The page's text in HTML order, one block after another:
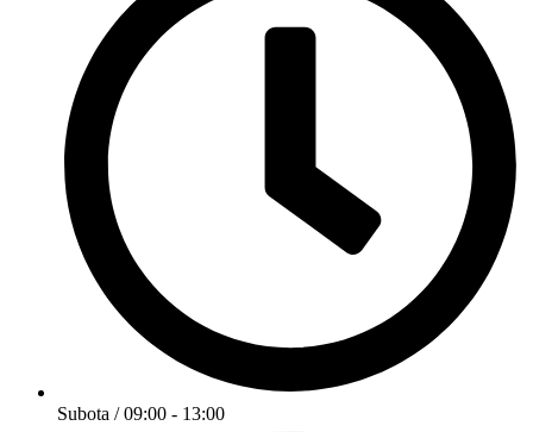
Subota / 09:00 - 13:00